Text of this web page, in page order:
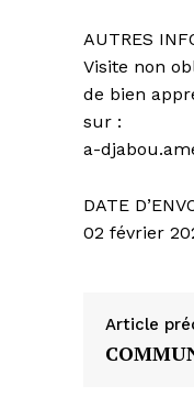
AUTRES
Visite non
de bien
sur :
a-
DATE
02 février
Article